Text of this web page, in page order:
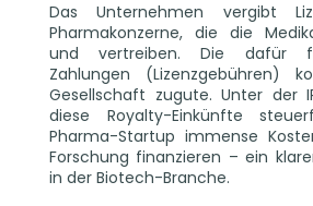
Das Unternehmen vergibt
Pharmakonzerne, die die
und vertreiben. Die dafür
Zahlungen (Lizenzgebühren)
Gesellschaft zugute. Unter der
diese Royalty-Einkünfte
Pharma-Startup immense
Forschung finanzieren – ein
in der Biotech-Branche.